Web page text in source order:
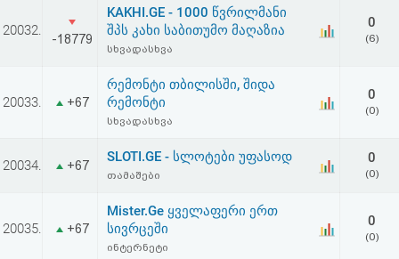
20032.
-18779
KAKHI.GE - 1000 წვრილმანი
შპს კახი საბითუმო მაღაზია
სხვადასხვა
0
(6)
20033. +67
რემონტი თბილისში, შიდა
რემონტი
სხვადასხვა
0
(0)
20034. +67
SLOTI.GE - სლოტები უფასოდ
თამაშები
0
(0)
20035. +67
Mister.Ge ყველაფერი ერთ
სივრცეში
ინტერნეტი
0
(0)